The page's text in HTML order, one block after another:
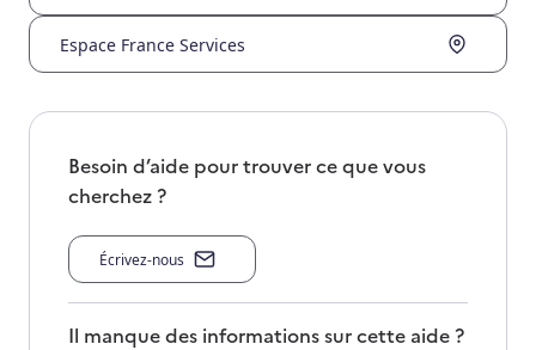
Espace France Services
Besoin d’aide pour trouver ce que vous
cherchez ?
Écrivez-nous
Il manque des informations sur cette aide ?